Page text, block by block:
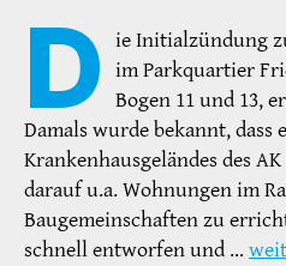
D ie Initialzündung
im Parkquartier
Bogen 11 und 13,
Damals wurde bekannt, dass
Krankenhausgeländes des
darauf u.a. Wohnungen im
Baugemeinschaften zu
schnell entworfen und …